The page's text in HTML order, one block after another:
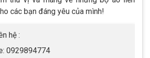
các bạn đáng yêu của mình!
hệ :
0929894774